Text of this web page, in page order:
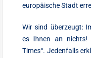
europäische Stadt
Wir sind überzeugt:
es Ihnen an nichts!
Times“. Jedenfalls